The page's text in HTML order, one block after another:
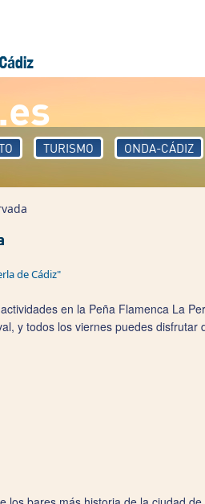
TURISMO ONDA-CÁDIZ
de Cádiz"
en la Peña Flamenca La
y todos los viernes puedes disfrutar